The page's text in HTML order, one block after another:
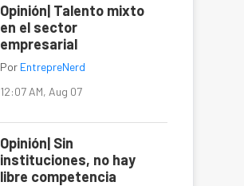
Opinión| Talento mixto
en el sector
empresarial
Por EntrepreNerd
12:07 AM, Aug 07
Opinión| Sin
instituciones, no hay
libre competencia